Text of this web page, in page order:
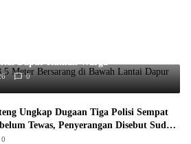
Ular Piton 3,5 Meter Bersarang di
Dapur Rumah Warga
0
Ungkap Dugaan Tiga Polisi Sempat
Tewas, Penyerangan Disebut Sudah
0